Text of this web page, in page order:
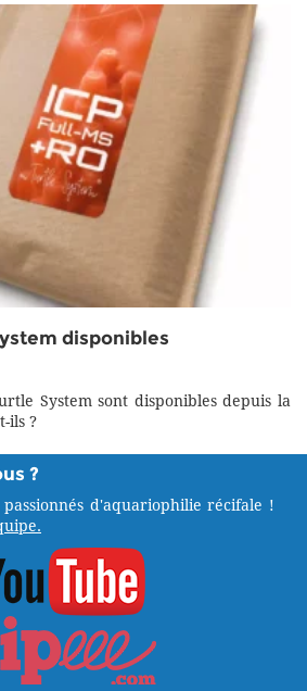
disponibles
System sont disponibles depuis la
ils ?
?
d'aquariophilie récifale !